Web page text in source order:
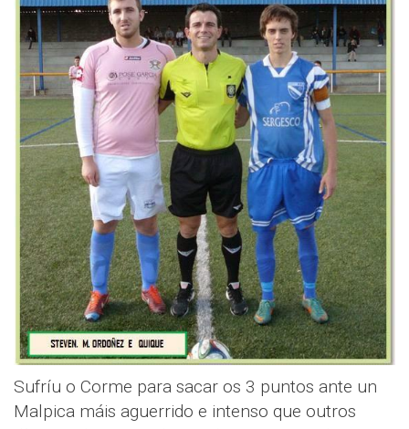
Sufríu o Corme para sacar os 3 puntos ante un
Malpica máis aguerrido e intenso que outros